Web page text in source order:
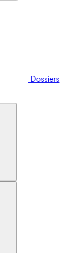
Dossiers